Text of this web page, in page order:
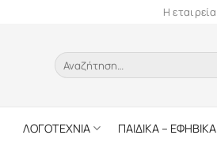
Η εταιρεία
Αναζήτηση
για:
ΛΟΓΟΤΕΧΝΙΑ ΠΑΙΔΙΚΑ – ΕΦΗΒΙΚΑ